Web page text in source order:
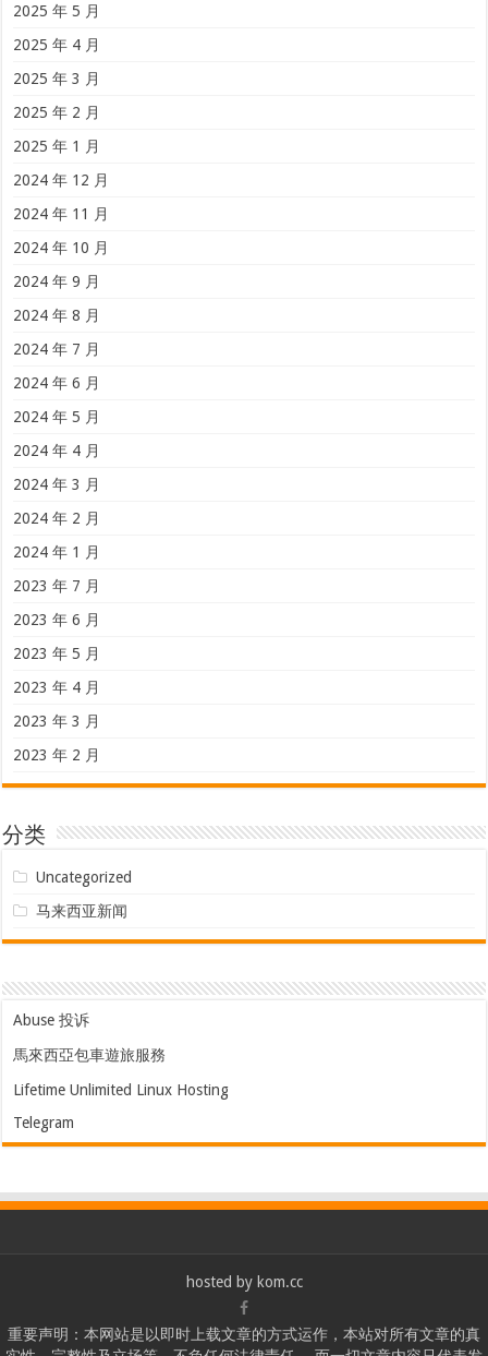
2025 年 5 月
2025 年 4 月
2025 年 3 月
2025 年 2 月
2025 年 1 月
2024 年 12 月
2024 年 11 月
2024 年 10 月
2024 年 9 月
2024 年 8 月
2024 年 7 月
2024 年 6 月
2024 年 5 月
2024 年 4 月
2024 年 3 月
2024 年 2 月
2024 年 1 月
2023 年 7 月
2023 年 6 月
2023 年 5 月
2023 年 4 月
2023 年 3 月
2023 年 2 月
分类
Uncategorized
马来西亚新闻
Abuse 投诉
馬來西亞包車遊旅服務
Lifetime Unlimited Linux Hosting
Telegram
hosted by kom.cc
重要声明：本网站是以即时上载文章的方式运作，本站对所有文章的真